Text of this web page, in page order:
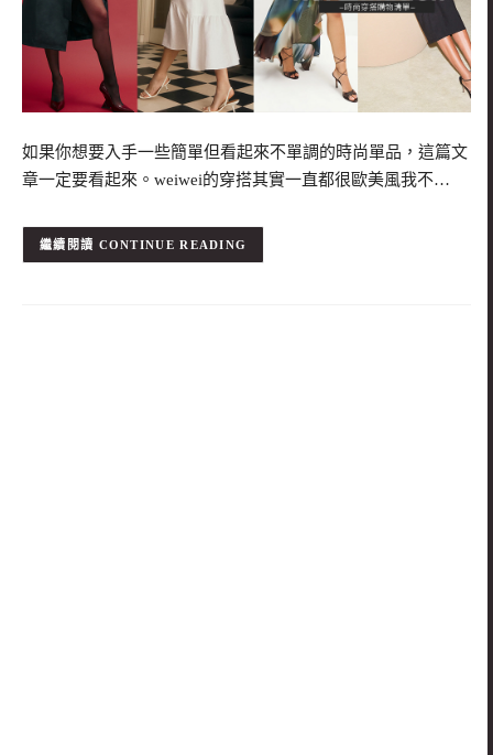
如果你想要入手一些簡單但看起來不單調的時尚單品，這篇文
章一定要看起來。weiwei的穿搭其實一直都很歐美風我不…
CONTINUE READING